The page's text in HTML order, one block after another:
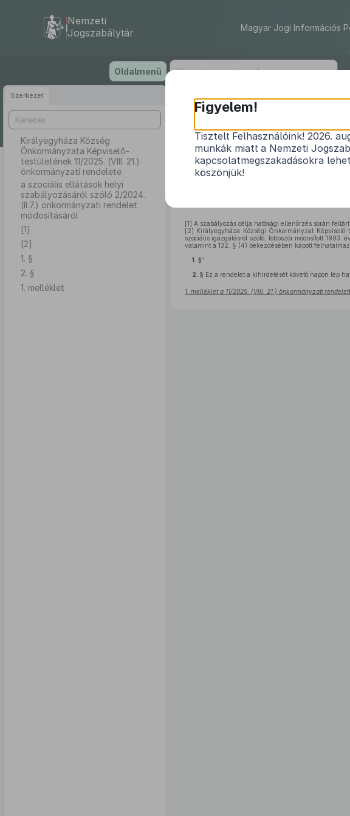
tartalomra
Nemzeti
Jogszabálytár
Magyar Jogi Információs
Oldalmenü
Szerkezet
Királyegyháza Község
Önkormányzata Képviselő-
testületének 11/2025. (VIII. 21.)
önkormányzati rendelete
a szociális ellátások helyi
szabályozásáról szóló 2/2024.
(II.7.) önkormányzati rendelet
módosításáról
[1]
[2]
1. §
2. §
1. melléklet
Királyegyháza
testületének 11/
a szociális ellátások helyi
[1] A szabályozás célja hatósági ellenőrzés során feltárt
[2] Királyegyháza Községi Önkormányzat
szociális igazgatásról szóló, többször módosított
valamint a 132. § (4) bekezdésében kapott
1. § 1
2. § Ez a rendelet a kihirdetését követő napon lép
1. melléklet a 11/2025. (VIII. 21.) önkormányzati
Figyelem!
Tisztelt Felhasználóink! 2026.
munkák miatt a Nemzeti
kapcsolatmegszakadásokra
köszönjük!